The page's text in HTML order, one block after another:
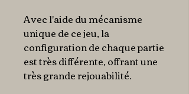
Avec l'aide du mécanisme
unique de ce jeu, la
configuration de chaque partie
est très différente, offrant une
très grande rejouabilité.